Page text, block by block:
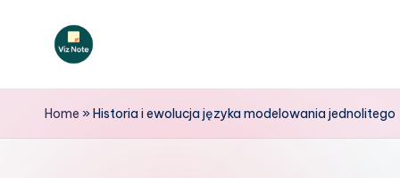
V
iz
Home »Historia i ewolucja języka modelowania jednolitego